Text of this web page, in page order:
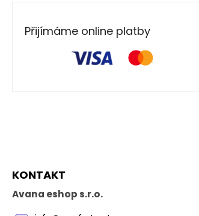
Přijímáme online platby
KONTAKT
Avana eshop s.r.o.